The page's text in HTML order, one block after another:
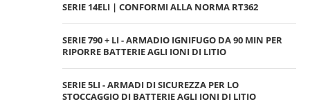
SERIE 14ELI | CONFORMI ALLA NORMA RT362
SERIE 790 + LI - ARMADIO IGNIFUGO DA 90 MIN PER
RIPORRE BATTERIE AGLI IONI DI LITIO
SERIE 5LI - ARMADI DI SICUREZZA PER LO
STOCCAGGIO DI BATTERIE AGLI IONI DI LITIO